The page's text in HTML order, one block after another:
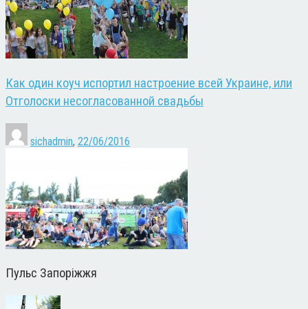
Как один коуч испортил настроение всей Украине, или
Отголоски несогласованной свадьбы
sichadmin, 22/06/2016
Пульс Запоріжжя